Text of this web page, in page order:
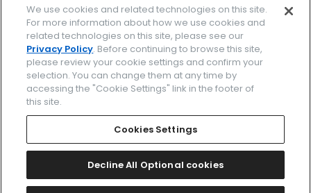
facebookinstagramtwitter
企業情報 ご利用規約
プライバシーポリシー Cookies Settings
Amazon PayはAmazon.com, Inc.またはその関連会社の商標です。
We use cookies and related technologies on this site.
For more information about how we use cookies and
related technologies on this site, please see our
Privacy Policy. Before continuing to browse this site,
please review your cookie settings and confirm your
selection. You can change them at any time by
accessing the "Cookie Settings" link in the footer of
this site.
Cookies Settings
Decline All Optional cookies